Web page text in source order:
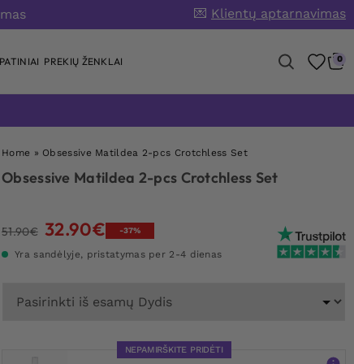
💌 Klientų aptarnavimas
PREKIŲ ŽENKLAI 0
Home » Obsessive Matildea 2-pcs Crotchless Set
Obsessive Matildea 2-pcs Crotchless Set
51.90€ Original
was:
32.90€Current
-37%
Yra sandėlyje, pristatymas per 2-4 dienas
NEPAMIRŠKITE PRIDĖTI